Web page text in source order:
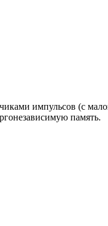
импульсов (с
память.